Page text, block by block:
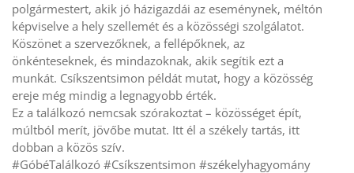
polgármestert, akik jó házigazdái az eseménynek, méltón
képviselve a hely szellemét és a közösségi szolgálatot.
Köszönet a szervezőknek, a fellépőknek, az
önkénteseknek, és mindazoknak, akik segítik ezt a
munkát. Csíkszentsimon példát mutat, hogy a közösség
ereje még mindig a legnagyobb érték.
Ez a találkozó nemcsak szórakoztat – közösséget épít,
múltból merít, jövőbe mutat. Itt él a székely tartás, itt
dobban a közös szív.
#GóbéTalálkozó #Csíkszentsimon #székelyhagyomány